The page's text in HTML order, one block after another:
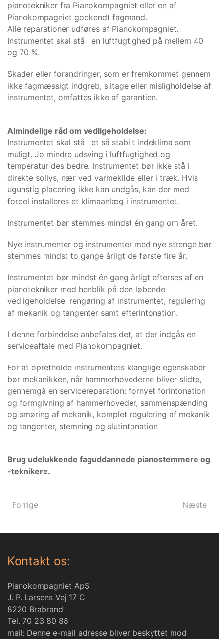
pianotekniker fra Pianokompagniet eller en af
Pianokompagniet godkendt fagmand.
Alle reparationer udføres af Pianokompagniet.
Instrumentet skal stå i en luftfugtighed på mellem 40
og 70 %.
Skader eller forandringer, som er fremkommet gennem
ikke fagmæssigt indgreb, slitage eller misligholdelse af
instrumentet, omfattes ikke af garantien.
Almindelige råd om vedligeholdelse:
Instrumentet skal stå i et så stabilt indeklima som
muligt. Jo mindre udsving i luftfugtighed og
temperatur des bedre. Instrumentet bør ikke stå i
direkte sollys, nær ved varmekilde eller i træk. Hvis
ugunstig placering ikke kan undgås, kan der med
fordel installeres et klimaanlæg i instrumentet.
Instrumentet bør stemmes mindst én gang om året.
Nye instrumenter og instrumenter med nye strenge bør
stemmes mindst to gange årligt de første fire år.
Instrumentet bør mindst én gang årligt efterses af en
pianotekniker med henblik på den løbende
vedligeholdelse: rengøring af instrumentet, regulering
af mekanik og tangenter samt efterintonation.
I denne forbindelse anbefales det, at der indgås en
serviceaftale med Pianokompagniet.
For at opretholde instrumentets klanglige egenskaber
bør mekanikken, når hammerhovederne bliver slidte,
gennemgå en servicereparation: fornyet forintonation
og formgivning af hammerhoveder, sammenspænding
og smøring af mekanik, komplet regulering af mekanik
og tangenter, stemning og slutintonation
Brug udelukkende faguddannede pianostemmere og
-teknikere.
Forrige Næste
Kontakt os:
Pianokompagniet ApS
J. P. Larsens Vej 17 C
8220 Brabrand
Tel. 70 23 80 88
mail: Denne e-mail adresse bliver beskyttet mod